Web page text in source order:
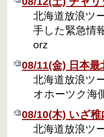
北海道放浪ツ
手した緊急情
orz
08/11(金) 日本最
北海道放浪ツ
オホーツク海
08/10(木) いざ稚
北海道放浪ツ